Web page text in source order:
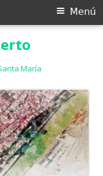
María
Menú